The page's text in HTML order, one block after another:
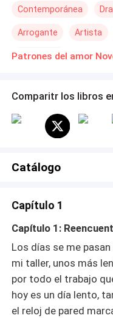
Dumas Laurent, el
entre ambos. Aina con
arriesgarse a confiar
relación, o las heridas
Contemporánea
Arrogante Artista
Cultivación
Comparitr los libros
Catálogo
Capítulo 1
Capítulo 1:
Los días se me
mi taller, unos más
por todo el trabajo
hoy es un día lento,
el reloj de pared